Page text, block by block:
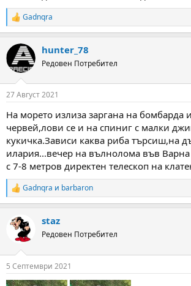
R
e
c
t
i
s
Gadnqra
hunter_78
Редовен Потребител
27 Август 2021
На морето излиза заргана на бомбарда
червей,лови се и на спиниг с малки
кукичка.Зависи каква риба търсиш,на
илария...вечер на вълнолома във
с 7-8 метров директен телескоп на
R
e
c
s
:
Gadnqra и barbaron
staz
Редовен Потребител
5 Септември 2021